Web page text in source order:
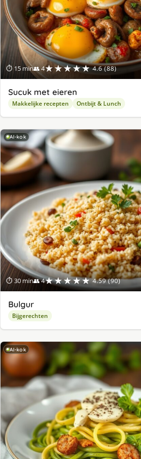
⏱ 15 min👥 4★★★★★ 4.6 (88)
Sucuk met eieren
Makkelijke recepten Ontbijt & Lunch
AI-kok
⏱ 30 min👥 4★★★★★ 4.59 (90)
Bulgur
Bijgerechten
AI-kok